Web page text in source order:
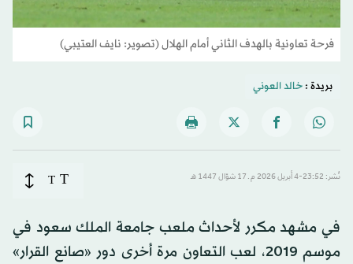
فرحة تعاونية بالهدف الثاني أمام الهلال (تصوير: نايف العتيبي)
بريدة :خالد العوني
نُشر: 23:52-4 أبريل 2026 م ـ 17 شوّال 1447 هـ T
T
في مشهد مكرر لأحداث ملعب جامعة الملك سعود في
موسم 2019، لعب التعاون مرة أخرى دور «صانع القرار»